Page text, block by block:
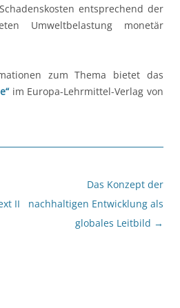
entsprechend der
Umweltbelastung monetär
zum Thema bietet das
im Europa-Lehrmittel-Verlag von
II
Das Konzept der
nachhaltigen Entwicklung als
globales Leitbild →